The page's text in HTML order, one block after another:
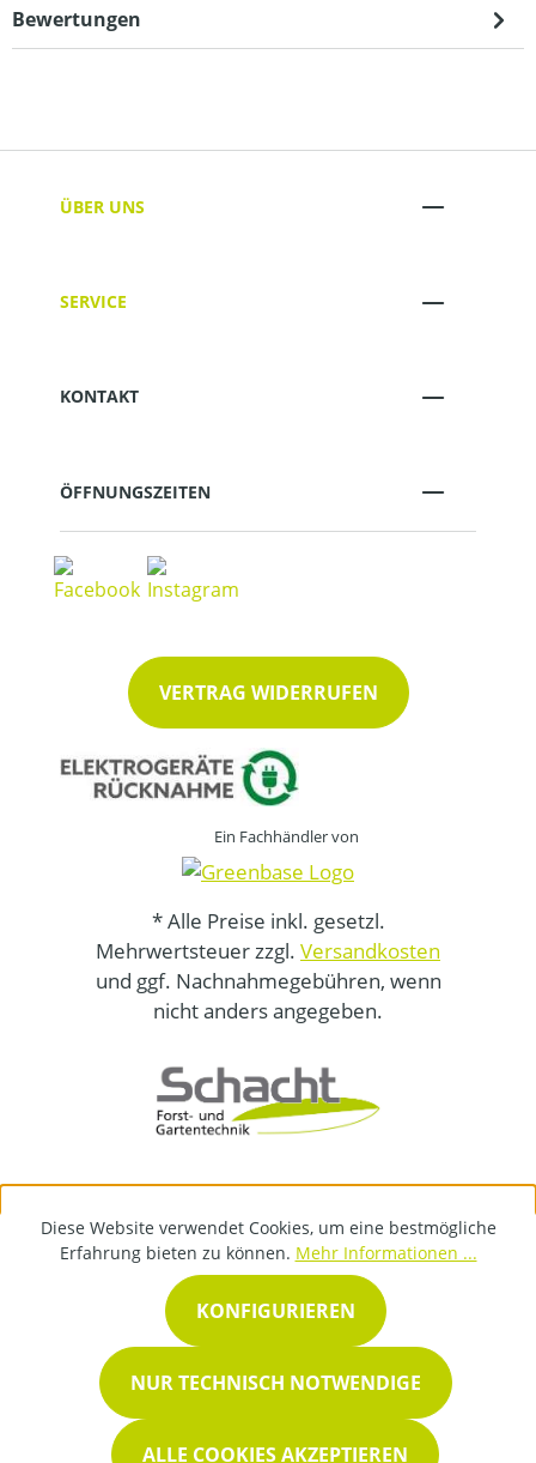
Bewertungen
ÜBER UNS
SERVICE
KONTAKT
ÖFFNUNGSZEITEN
VERTRAG WIDERRUFEN
Ein Fachhändler von
* Alle Preise inkl. gesetzl.
Mehrwertsteuer zzgl. Versandkosten
und ggf. Nachnahmegebühren, wenn
nicht anders angegeben.
Diese Website verwendet Cookies, um eine bestmögliche
Erfahrung bieten zu können. Mehr Informationen ...
NUR TECHNISCH NOTWENDIGE
KONFIGURIEREN
ALLE COOKIES AKZEPTIEREN